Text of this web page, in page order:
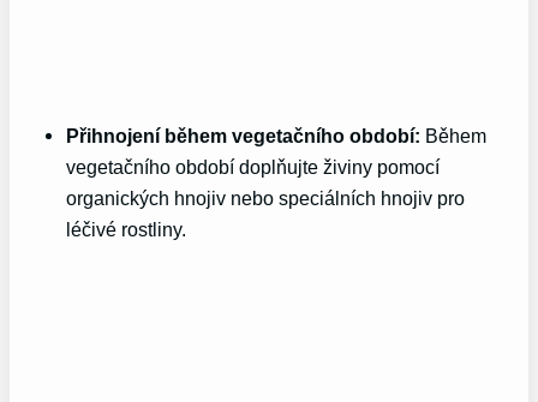
Přihnojení během vegetačního období: Během
vegetačního období doplňujte živiny pomocí
organických hnojiv nebo speciálních hnojiv pro
léčivé rostliny.